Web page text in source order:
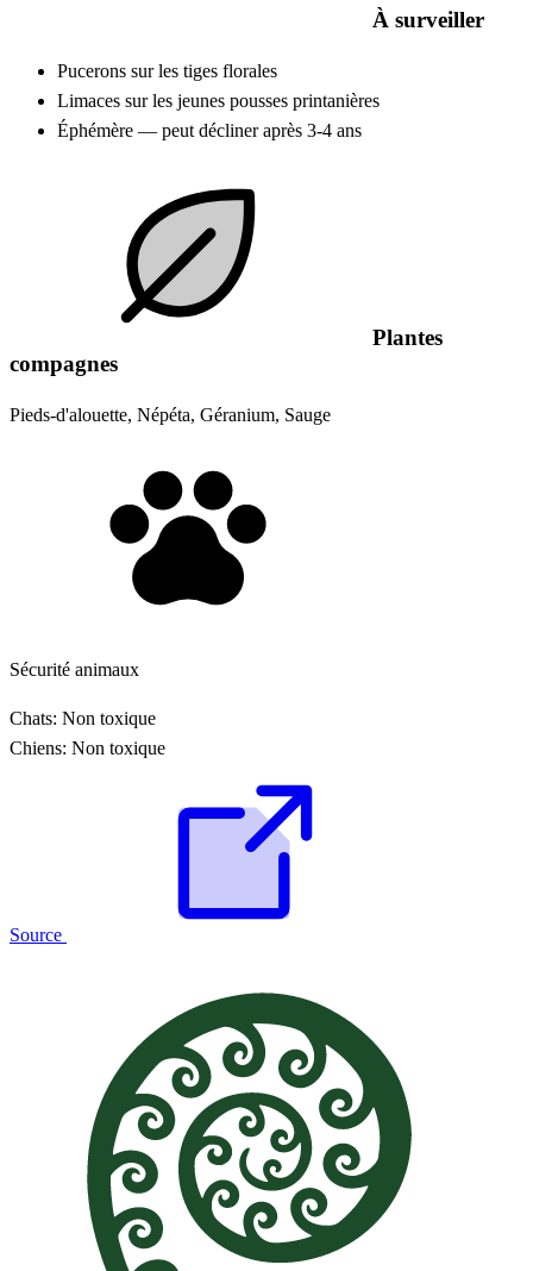
À surveiller
Pucerons sur les tiges florales
Limaces sur les jeunes pousses printanières
Éphémère — peut décliner après 3-4 ans
Plantes
compagnes
Pieds-d'alouette, Népéta, Géranium, Sauge
Sécurité animaux
Chats: Non toxique
Chiens: Non toxique
Source